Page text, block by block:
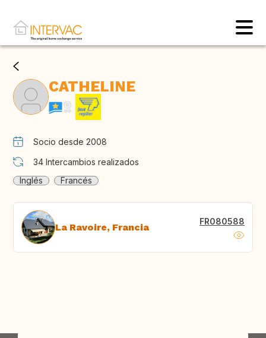
CATHELINE
Socio desde 2008
34 Intercambios realizados
Inglés
Francés
La Ravoire, Francia FR080588